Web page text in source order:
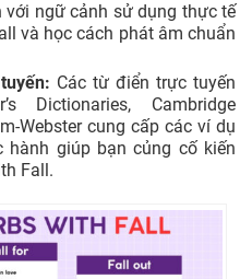
với ngữ cảnh sử dụng thực tế
và học cách phát âm chuẩn
Các từ điển trực tuyến
Dictionaries, Cambridge
Webster cung cấp các ví dụ
giúp bạn củng cố kiến
Fall.